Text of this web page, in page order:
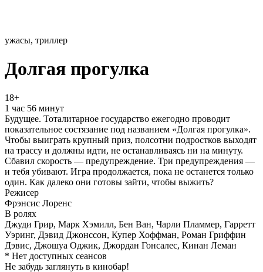
ужасы, триллер
Долгая прогулка
18+
1 час 56 минут
Будущее. Тоталитарное государство ежегодно проводит
показательное состязание под названием «Долгая прогулка».
Чтобы выиграть крупный приз, полсотни подростков выходят
на трассу и должны идти, не останавливаясь ни на минуту.
Сбавил скорость — предупреждение. Три предупреждения —
и тебя убивают. Игра продолжается, пока не останется только
один. Как далеко они готовы зайти, чтобы выжить?
Режисер
Фрэнсис Лоренс
В ролях
Джуди Грир, Марк Хэмилл, Бен Ван, Чарли Пламмер, Гарретт
Уэринг, Дэвид Джонссон, Купер Хоффман, Роман Гриффин
Дэвис, Джошуа Оджик, Джордан Гонсалес, Кинан Леман
* Нет доступных сеансов
Не забудь заглянуть в кинобар!